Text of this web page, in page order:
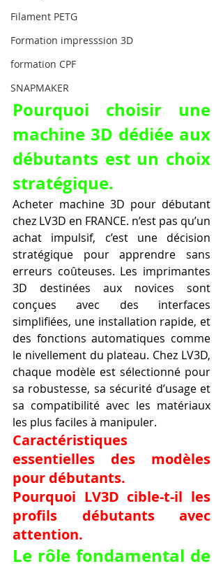
Filament PETG
Formation impresssion 3D
formation CPF
SNAPMAKER
Pourquoi choisir une
machine 3D dédiée aux
débutants est un choix
stratégique.
Acheter machine 3D pour débutant
chez LV3D en FRANCE. n’est pas qu’un
achat impulsif, c’est une décision
stratégique pour apprendre sans
erreurs coûteuses. Les imprimantes
3D destinées aux novices sont
conçues avec des interfaces
simplifiées, une installation rapide, et
des fonctions automatiques comme
le nivellement du plateau. Chez LV3D,
chaque modèle est sélectionné pour
sa robustesse, sa sécurité d’usage et
sa compatibilité avec les matériaux
les plus faciles à manipuler.
Caractéristiques
essentielles des modèles
pour débutants.
Pourquoi LV3D cible-t-il les
profils débutants avec
attention.
Le rôle fondamental de